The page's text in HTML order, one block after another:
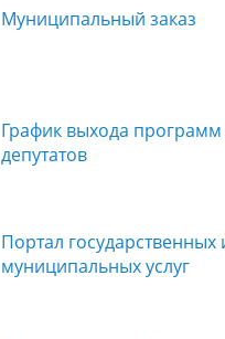
Муниципальный заказ
График выхода программ
депутатов
Портал государственных
муниципальных услуг